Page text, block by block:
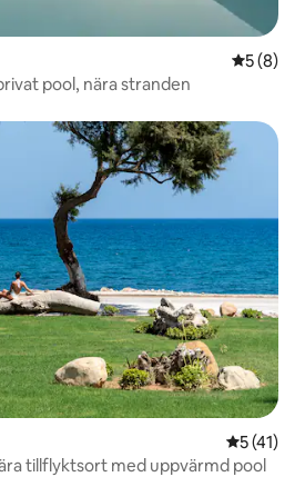
5 av 5 i
5 (8)
pool, nära stranden
5 av 5 i
5 (41)
tillflyktsort med uppvärmd pool